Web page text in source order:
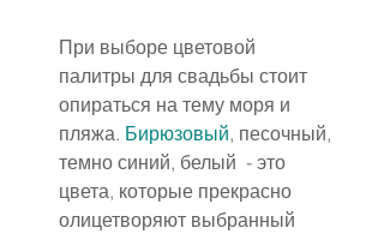
При выборе цветовой
палитры для свадьбы стоит
опираться на тему моря и
пляжа. Бирюзовый, песочный,
темно синий, белый  - это
цвета, которые прекрасно
олицетворяют выбранный